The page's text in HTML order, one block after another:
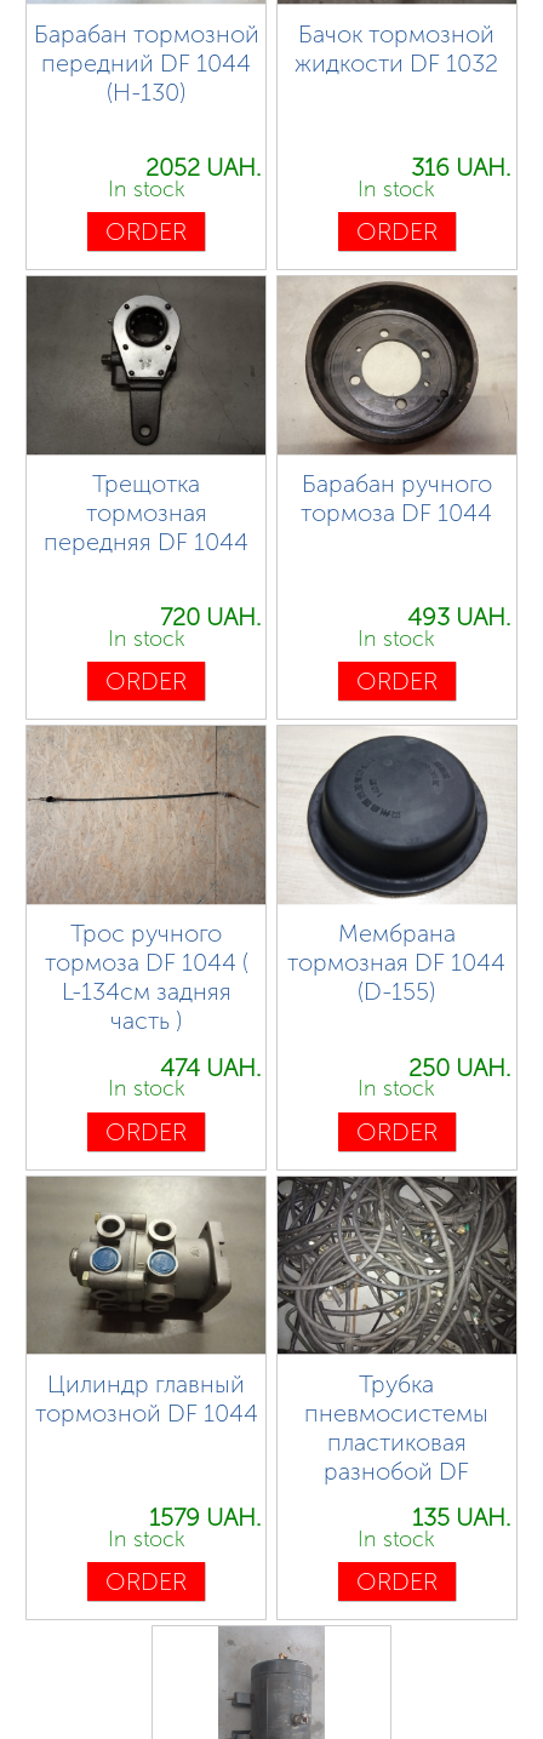
Барабан тормозной
передний DF 1044
(H-130)
2052 UAH.
In stock
ORDER
Бачок тормозной
жидкости DF 1032
316 UAH.
In stock
ORDER
Трещотка
тормозная
передняя DF 1044
720 UAH.
In stock
ORDER
Барабан ручного
тормоза DF 1044
493 UAH.
In stock
ORDER
Трос ручного
тормоза DF 1044 (
L-134см задняя
часть )
474 UAH.
In stock
ORDER
Мембрана
тормозная DF 1044
(D-155)
250 UAH.
In stock
ORDER
Цилиндр главный
тормозной DF 1044
1579 UAH.
In stock
ORDER
Трубка
пневмосистемы
пластиковая
разнобой DF
135 UAH.
In stock
ORDER